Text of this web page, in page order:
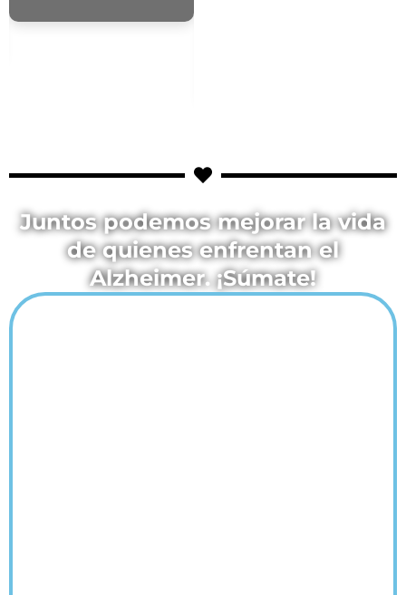
Juntos podemos mejorar la vida
de quienes enfrentan el
Alzheimer. ¡Súmate!